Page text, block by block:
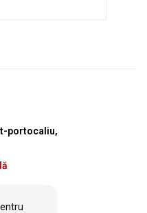
portocaliu,